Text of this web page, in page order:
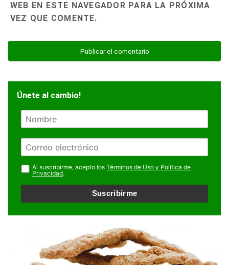
WEB EN ESTE NAVEGADOR PARA LA PRÓXIMA
VEZ QUE COMENTE.
Únete al cambio!
N
m
r
e
E
m
a
i
l
Al suscribirme, acepto los Términos de Uso y Política de
Privacidad.
Suscribirme